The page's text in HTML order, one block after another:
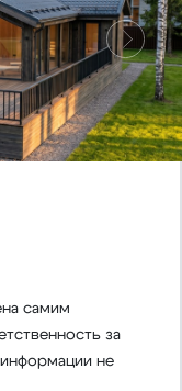
самим
за
не